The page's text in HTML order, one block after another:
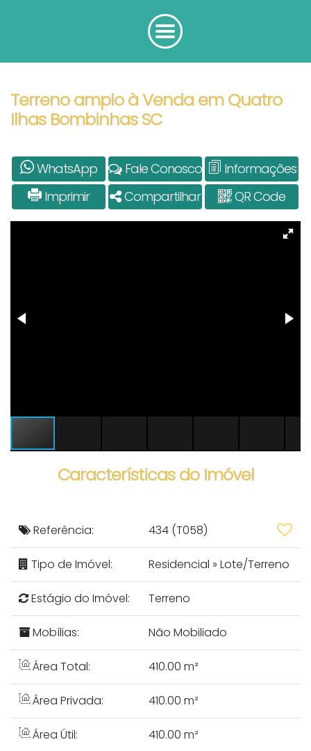
Terreno amplo à Venda em Quatro
Ilhas Bombinhas SC
WhatsApp Fale Conosco
Informações
Imprimir
Compartilhar QR Code
Características do Imóvel
Referência: 434 (T058)
Tipo de Imóvel: Residencial » Lote/Terreno
Estágio do Imóvel: Terreno
Mobílias: Não Mobiliado
Área Total: 410.00 m²
Área Privada: 410.00 m²
Área Útil: 410.00 m²